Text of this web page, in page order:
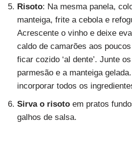
Risoto: Na mesma panela,
manteiga, frite a cebola e
Acrescente o vinho e deixe
caldo de camarões aos
ficar cozido ‘al dente’. Junte
parmesão e a manteiga
incorporar todos os
Sirva o risoto em pratos
galhos de salsa.